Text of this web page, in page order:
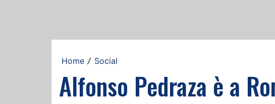
Home / Social
Alfonso Pedraza è a